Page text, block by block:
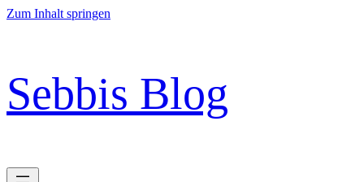
Zum Inhalt springen
Sebbis Blog